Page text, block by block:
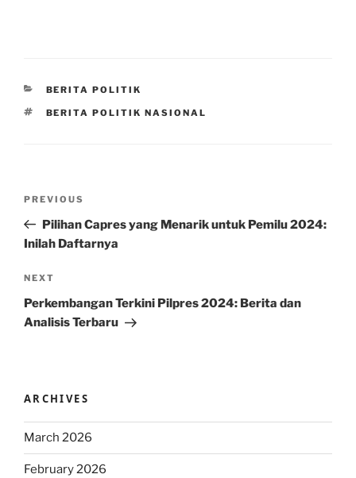
CATEGORIES
BERITA POLITIK
TAGS
BERITA POLITIK NASIONAL
Previous
Post
PREVIOUS
Pilihan Capres yang Menarik untuk Pemilu 2024:
Inilah Daftarnya
Next
Post
NEXT
Perkembangan Terkini Pilpres 2024: Berita dan
Analisis Terbaru
ARCHIVES
March 2026
February 2026